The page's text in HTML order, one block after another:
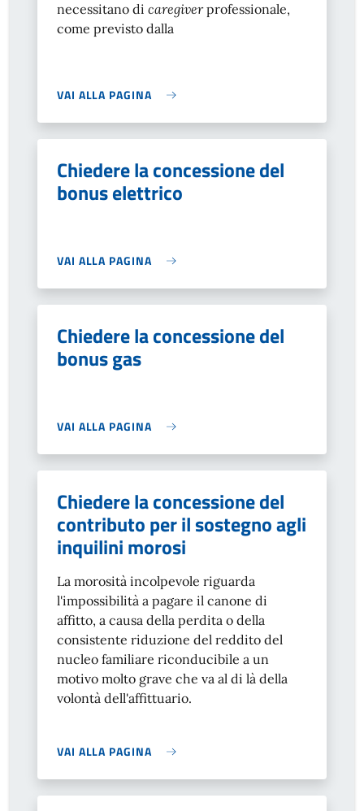
necessitano di caregiverprofessionale,
come previsto dalla
VAI ALLA PAGINA
Chiedere la concessione del
bonus elettrico
VAI ALLA PAGINA
Chiedere la concessione del
bonus gas
VAI ALLA PAGINA
Chiedere la concessione del
contributo per il sostegno agli
inquilini morosi
La morosità incolpevole riguarda
l'impossibilità a pagare il canone di
affitto, a causa della perdita o della
consistente riduzione del reddito del
nucleo familiare riconducibile a un
motivo molto grave che va al di là della
volontà dell'affittuario.
VAI ALLA PAGINA